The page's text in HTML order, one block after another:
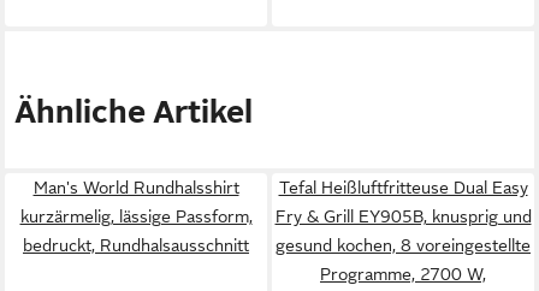
Ähnliche Artikel
Man's World Rundhalsshirt
kurzärmelig, lässige Passform,
bedruckt, Rundhalsausschnitt
Tefal Heißluftfritteuse Dual Easy
Fry & Grill EY905B, knusprig und
gesund kochen, 8 voreingestellte
Programme, 2700 W,